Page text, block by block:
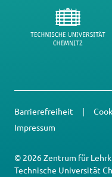
Barrierefreiheit
Impressum
© 2026 Zentrum für
Technische Universität